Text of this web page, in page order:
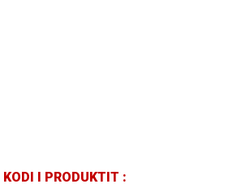
KODI I PRODUKTIT :